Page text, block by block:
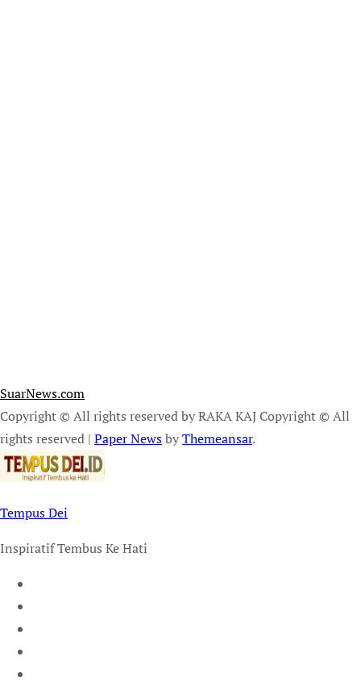
SuarNews.com
Copyright © All rights reserved by RAKA KAJ Copyright © All
rights reserved | Paper NewsbyThemeansar.
Tempus Dei
Inspiratif Tembus Ke Hati